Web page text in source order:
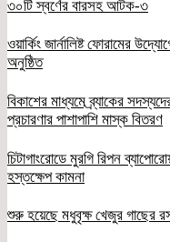
৩০টি স্বর্ণের বারসহ আটক-৩
ওয়ার্কিং জার্নালিষ্ট ফোরামের
অনুষ্ঠিত
বিকাশের মাধ্যমে ব্র্যাকের
প্রচারণার পাশাপাশি মাস্ক বিতরণ
চিটাগাংরোডে মুরগি রিপন
হস্তক্ষেপ কামনা
শুরু হয়েছে মধুবৃক্ষ খেজুর গাছের